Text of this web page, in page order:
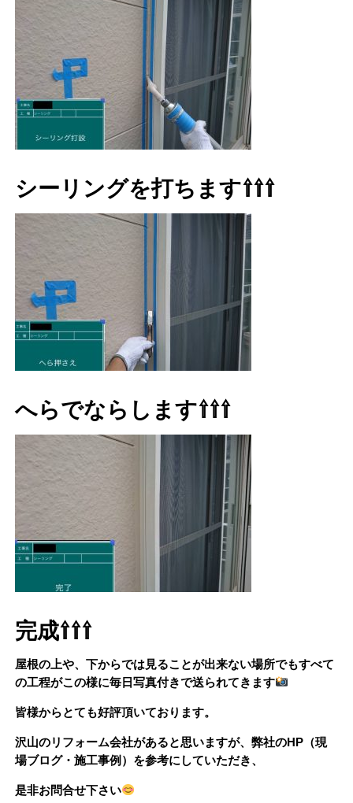
シーリングを打ちます⇧⇧⇧
へらでならします⇧⇧⇧
完成⇧⇧⇧
屋根の上や、下からでは見ることが出来ない場所でもすべて
の工程がこの様に毎日写真付きで送られてきます
皆様からとても好評頂いております。
沢山のリフォーム会社があると思いますが、弊社のHP（現
場ブログ・施工事例）を参考にしていただき、
是非お問合せ下さい